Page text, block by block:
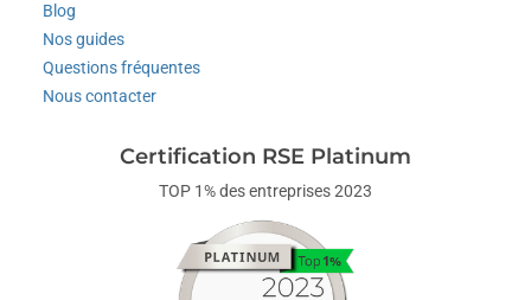
Blog
Nos guides
Questions fréquentes
Nous contacter
Certification RSE Platinum
TOP 1% des entreprises 2023